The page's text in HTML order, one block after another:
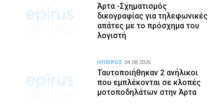
Άρτα -Σχηματισμός
δικογραφίας για τηλεφωνικές
απάτες με το πρόσχημα του
λογιστή
Ταυτοποιήθηκαν 2 ανήλικοι
που εμπλέκονται σε κλοπές
μοτοποδηλάτων στην Άρτα
ΗΠΕΙΡΟΣ 04.08.2026